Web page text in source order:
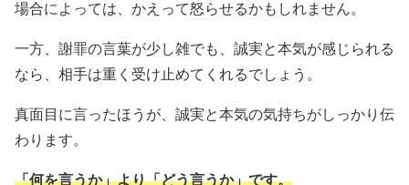
場合によっては、かえって怒らせるかもしれません。
一方、謝罪の言葉が少し雑でも、誠実と本気が感じられる
なら、相手は重く受け止めてくれるでしょう。
真面目に言ったほうが、誠実と本気の気持ちがしっかり伝
わります。
「何を言うか」より「どう言うか」です。